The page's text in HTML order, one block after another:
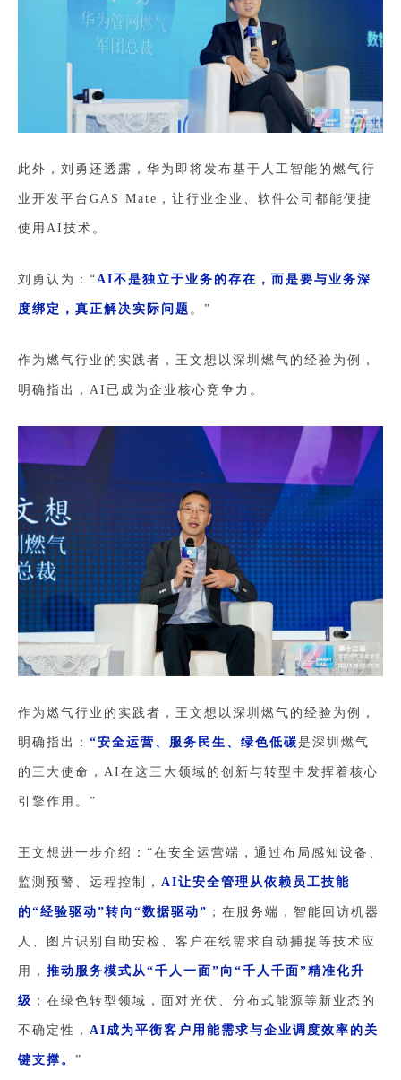
此外，刘勇还透露，华为即将发布基于人工智能的燃气行
业开发平台GAS Mate，让行业企业、软件公司都能便捷
使用AI技术。
刘勇认为：“AI不是独立于业务的存在，而是要与业务深
度绑定，真正解决实际问题 。”
作为燃气行业的实践者，王文想以深圳燃气的经验为例，
明确指出，AI已成为企业核心竞争力。
作为燃气行业的实践者，王文想以深圳燃气的经验为例，
明确指出： “安全运营、服务民生、绿色低碳是深圳燃气
的三大使命，AI在这三大领域的创新与转型中发挥着核心
引擎作用。”
王文想进一步介绍：“在安全运营端，通过布局感知设备、
监测预警、远程控制， AI让安全管理从依赖员工技能
的“经验驱动”转向“数据驱动” ；在服务端，智能回访机器
人、图片识别自助安检、客户在线需求自动捕捉等技术应
用， 推动服务模式从“千人一面”向“千人千面”精准化升
级 ；在绿色转型领域，面对光伏、分布式能源等新业态的
不确定性， AI成为平衡客户用能需求与企业调度效率的关
键支撑。 ”